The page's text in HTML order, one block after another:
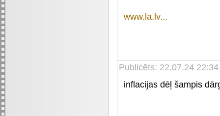
www.la.lv...
Publicēts: 22.07.24 22:34
inflacijas dēļ šampis